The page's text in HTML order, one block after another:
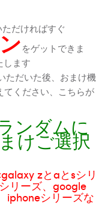
ただければすぐ
をゲットできま
します
だいた後、おまけ機
ください、こちらが
ンダムに
けご選択
zとaとsシリ
リーズ、google
iphoneシリーズな